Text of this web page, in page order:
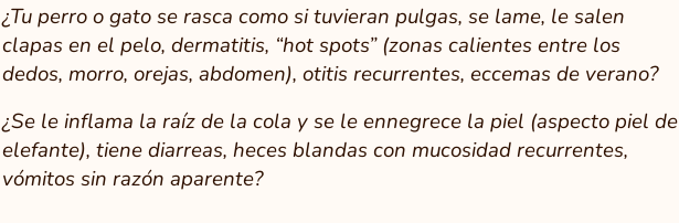
¿Tu perro o gato se rasca como si tuvieran pulgas, se lame, le salen
clapas en el pelo, dermatitis, “hot spots” (zonas calientes entre los
dedos, morro, orejas, abdomen), otitis recurrentes, eccemas de verano?
¿Se le inflama la raíz de la cola y se le ennegrece la piel (aspecto piel de
elefante), tiene diarreas, heces blandas con mucosidad recurrentes,
vómitos sin razón aparente?